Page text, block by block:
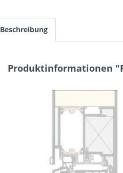
Beschreibung
Produktinformationen